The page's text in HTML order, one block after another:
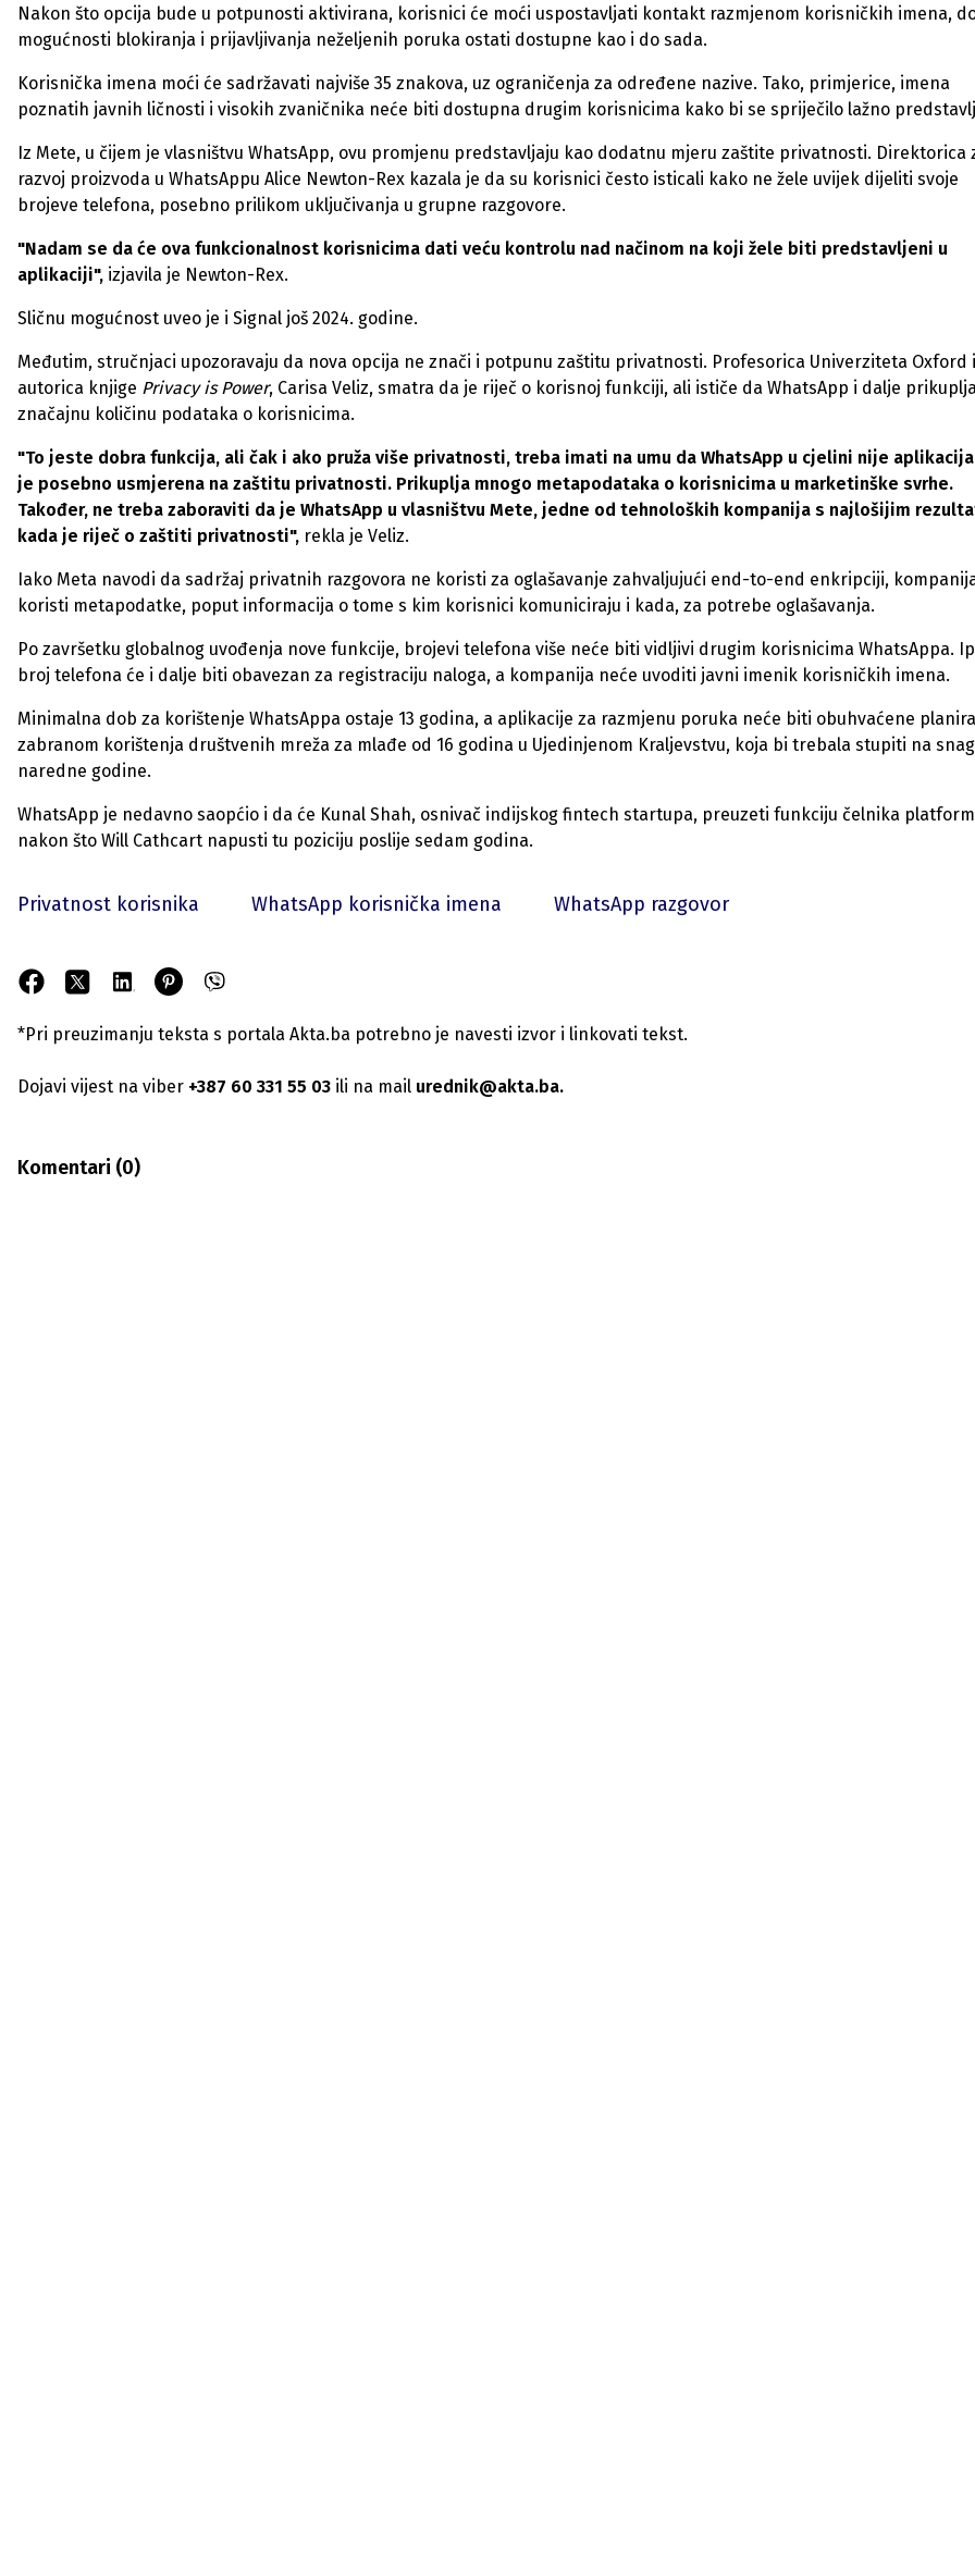
Nakon što opcija bude u potpunosti aktivirana, korisnici će moći uspostavljati kontakt razmjenom korisničkih imena,
mogućnosti blokiranja i prijavljivanja neželjenih poruka ostati dostupne kao i do sada.
Korisnička imena moći će sadržavati najviše 35 znakova, uz ograničenja za određene nazive. Tako, primjerice, imena
poznatih javnih ličnosti i visokih zvaničnika neće biti dostupna drugim korisnicima kako bi se spriječilo lažno
Iz Mete, u čijem je vlasništvu WhatsApp, ovu promjenu predstavljaju kao dodatnu mjeru zaštite privatnosti. Direktorica
razvoj proizvoda u WhatsAppu Alice Newton-Rex kazala je da su korisnici često isticali kako ne žele uvijek dijeliti svoje
brojeve telefona, posebno prilikom uključivanja u grupne razgovore.
"Nadam se da će ova funkcionalnost korisnicima dati veću kontrolu nad načinom na koji žele biti predstavljeni u
aplikaciji", izjavila je Newton-Rex.
Sličnu mogućnost uveo je i Signal još 2024. godine.
Međutim, stručnjaci upozoravaju da nova opcija ne znači i potpunu zaštitu privatnosti. Profesorica Univerziteta Oxford i
autorica knjige Privacy is Power, Carisa Veliz, smatra da je riječ o korisnoj funkciji, ali ističe da WhatsApp i dalje
značajnu količinu podataka o korisnicima.
"To jeste dobra funkcija, ali čak i ako pruža više privatnosti, treba imati na umu da WhatsApp u cjelini nije
je posebno usmjerena na zaštitu privatnosti. Prikuplja mnogo metapodataka o korisnicima u marketinške svrhe.
Također, ne treba zaboraviti da je WhatsApp u vlasništvu Mete, jedne od tehnoloških kompanija s najlošijim
kada je riječ o zaštiti privatnosti", rekla je Veliz.
Iako Meta navodi da sadržaj privatnih razgovora ne koristi za oglašavanje zahvaljujući end-to-end enkripciji,
koristi metapodatke, poput informacija o tome s kim korisnici komuniciraju i kada, za potrebe oglašavanja.
Po završetku globalnog uvođenja nove funkcije, brojevi telefona više neće biti vidljivi drugim korisnicima WhatsAppa.
broj telefona će i dalje biti obavezan za registraciju naloga, a kompanija neće uvoditi javni imenik korisničkih imena.
Minimalna dob za korištenje WhatsAppa ostaje 13 godina, a aplikacije za razmjenu poruka neće biti obuhvaćene
zabranom korištenja društvenih mreža za mlađe od 16 godina u Ujedinjenom Kraljevstvu, koja bi trebala stupiti na
naredne godine.
WhatsApp je nedavno saopćio i da će Kunal Shah, osnivač indijskog fintech startupa, preuzeti funkciju čelnika
nakon što Will Cathcart napusti tu poziciju poslije sedam godina.
Privatnost korisnika WhatsApp korisnička imena WhatsApp razgovor
*Pri preuzimanju teksta s portala Akta.ba potrebno je navesti izvor i linkovati tekst.
Dojavi vijest na viber +387 60 331 55 03 ili na mail urednik@akta.ba.
Komentari (0)